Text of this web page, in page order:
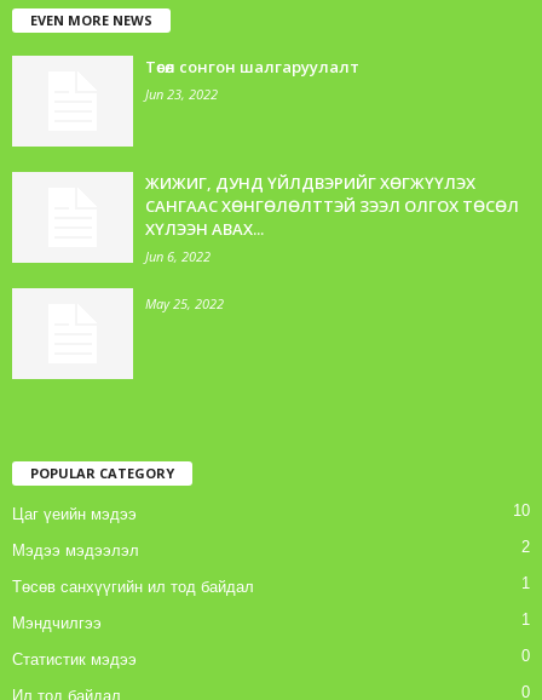
EVEN MORE NEWS
Төсөл сонгон шалгаруулалт
Jun 23, 2022
ЖИЖИГ, ДУНД ҮЙЛДВЭРИЙГ ХӨГЖҮҮЛЭХ
САНГААС ХӨНГӨЛӨЛТТЭЙ ЗЭЭЛ ОЛГОХ ТӨСӨЛ
ХҮЛЭЭН АВАХ...
Jun 6, 2022
May 25, 2022
POPULAR CATEGORY
Цаг үеийн мэдээ 10
Мэдээ мэдээлэл 2
Төсөв санхүүгийн ил тод байдал 1
Мэндчилгээ 1
Статистик мэдээ 0
Ил тод байдал 0